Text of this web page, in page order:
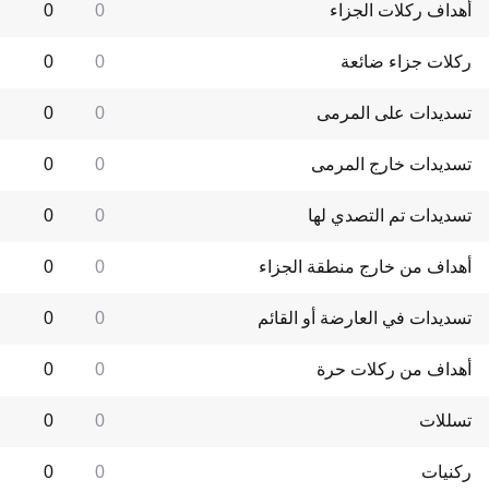
أهداف ركلات الجزاء 0
0
ركلات جزاء ضائعة 0
0
تسديدات على المرمى 0
0
تسديدات خارج المرمى 0
0
تسديدات تم التصدي لها 0
0
أهداف من خارج منطقة الجزاء 0
0
تسديدات في العارضة أو القائم 0
0
أهداف من ركلات حرة 0
0
تسللات 0
0
ركنيات 0
0